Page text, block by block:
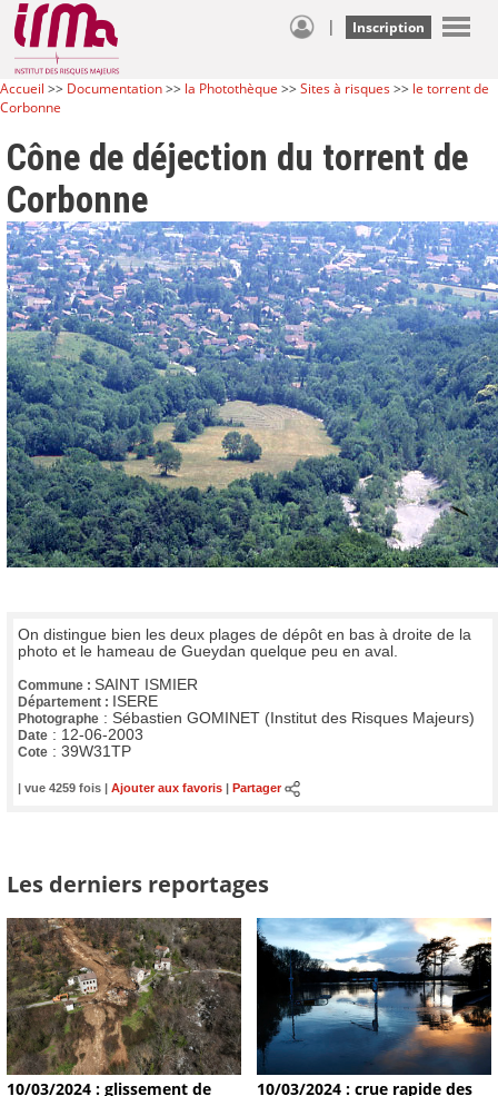
| Inscription
Accueil >> Documentation>> la Photothèque >>Sites à risques>> le torrent de
Corbonne
Cône de déjection du torrent de
Corbonne
On distingue bien les deux plages de dépôt en bas à droite de la
photo et le hameau de Gueydan quelque peu en aval.
Commune : SAINT ISMIER
Département : ISERE
Photographe : Sébastien GOMINET (Institut des Risques Majeurs)
Date : 12-06-2003
Cote : 39W31TP
| vue 4259 fois | Ajouter aux favoris Partager
Les derniers reportages
10/03/2024 : glissement de
10/03/2024 : crue rapide des